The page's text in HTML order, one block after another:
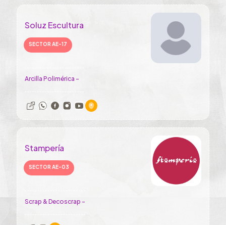
Soluz Escultura
SECTOR AE-17
Arcilla Polimérica -
Stampería
SECTOR AE-03
Scrap & Decoscrap -